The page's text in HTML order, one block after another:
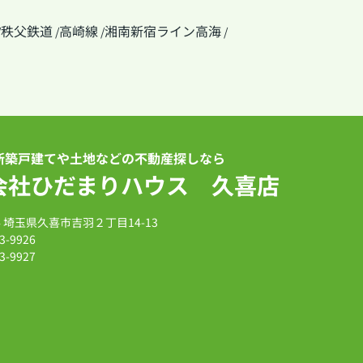
秩父鉄道 /高崎線 /湘南新宿ライン高海 /
戸建てや土地などの不動産探しなら
社ひだまりハウス 久喜店
玉県久喜市吉羽２丁目14-13
9926
9927